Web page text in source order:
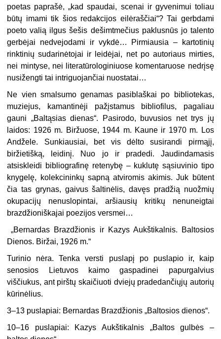
poetas paprašė, „kad spaudai, scenai ir gyvenimui toliau
būtų imami tik šios redakcijos eilėraščiai“? Tai gerbdami
poeto valią ilgus šešis dešimtmečius paklusnūs jo talento
gerbėjai nedvejodami ir vykdė… Pirmiausia – kartotinių
rinktinių sudarinėtojai ir leidėjai, net po autoriaus mirties,
nei mintyse, nei literatūrologiniuose komentaruose nedrįsę
nusižengti tai intriguojančiai nuostatai…
Ne vien smalsumo genamas pasiblaškai po bibliotekas,
muziejus, kamantinėji pažįstamus bibliofilus, pagaliau
gauni „Baltąsias dienas“. Pasirodo, buvusios net trys jų
laidos: 1926 m. Biržuose, 1944 m. Kaune ir 1970 m. Los
Andžele. Sunkiausiai, bet vis dėlto susirandi pirmąjį,
biržietišką, leidinį. Nuo jo ir pradedi. Jaudindamasis
atsiskleidi bibliografinę retenybę – kuklutę sąsiuvinio tipo
knygelę, kolekcininkų sapną atviromis akimis. Juk būtent
čia tas grynas, gaivus šaltinėlis, davęs pradžią nuožmių
okupacijų nenuslopintai, aršiausių kritikų nenuneigtai
brazdžioniškajai poezijos versmei…
„Bernardas Brazdžionis ir Kazys Aukštikalnis. Baltosios
Dienos. Biržai, 1926 m.“
Turinio nėra. Tenka versti puslapį po puslapio ir, kaip
senosios Lietuvos kaimo gaspadinei papurgalvius
viščiukus, ant pirštų skaičiuoti dviejų pradedančiųjų autorių
kūrinėlius.
3–13 puslapiai: Bernardas Brazdžionis „Baltosios dienos“.
10–16 puslapiai: Kazys Aukštikalnis „Baltos gulbės –